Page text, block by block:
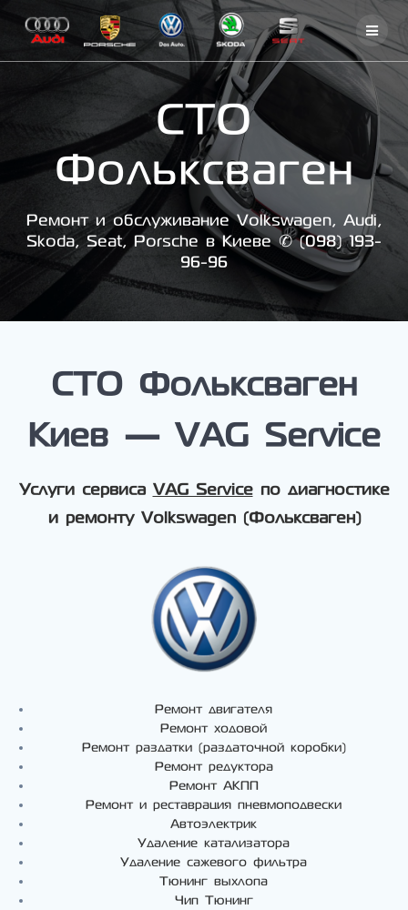
Skip
content
СТО
Фольксваген
Ремонт и обслуживание Volkswagen, Audi,
Skoda, Seat, Porsche в Киеве ✆ (098) 193-
96-96
СТО Фольксваген
Киев — VAG Service
Услуги сервиса VAG Serviceпо диагностике
и ремонту Volkswagen (Фольксваген)
Ремонт двигателя
Ремонт ходовой
Ремонт раздатки (раздаточной коробки)
Ремонт редуктора
Ремонт АКПП
Ремонт и реставрация пневмоподвески
Автоэлектрик
Удаление катализатора
Удаление сажевого фильтра
Тюнинг выхлопа
Чип Тюнинг